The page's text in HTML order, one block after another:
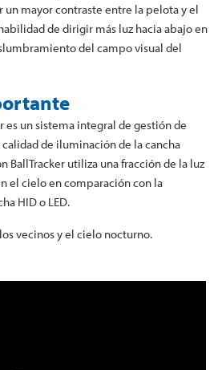
un mayor contraste entre la pelota y el
de dirigir más luz hacia abajo en
del campo visual del
es un sistema integral de gestión de
de iluminación de la cancha
BallTracker utiliza una fracción de la luz
el cielo en comparación con la
HID o LED.
vecinos y el cielo nocturno.